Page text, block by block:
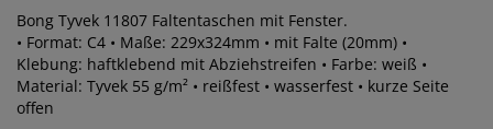
Bong Tyvek 11807 Faltentaschen mit Fenster.
• Format: C4 • Maße: 229x324mm • mit Falte (20mm) •
Klebung: haftklebend mit Abziehstreifen • Farbe: weiß •
Material: Tyvek 55 g/m² • reißfest • wasserfest • kurze Seite
offen